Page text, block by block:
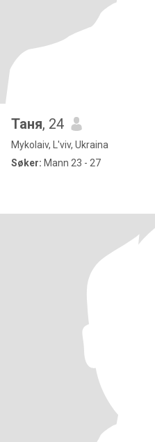
Таня, 24
Mykolaiv, L'viv, Ukraina
Søker: Mann 23 - 27